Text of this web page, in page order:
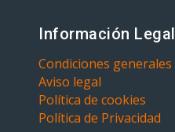
Información Legal
Condiciones generales
Aviso legal
Política de cookies
Política de Privacidad